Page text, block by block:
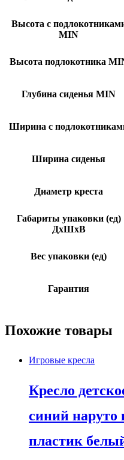
Высота с
MIN
Высота подлокотника
Глубина сиденья MIN
Ширина с
Ширина сиденья
Диаметр креста
Габариты упаковки (ед)
ДхШхВ
Вес упаковки (ед)
Гарантия
Похожие товары
Игровые кресла
Кресло
синий наруто
пластик